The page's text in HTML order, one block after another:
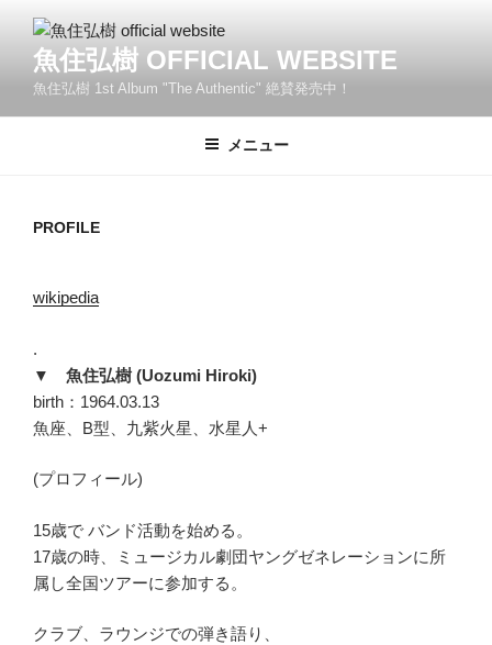
ツ
魚住弘樹 OFFICIAL WEBSITE
魚住弘樹 1st Album "The Authentic" 絶賛発売中！
メニュー
PROFILE
wikipedia
.
▼ 魚住弘樹 (Uozumi Hiroki)
birth：1964.03.13
魚座、B型、九紫火星、水星人+
(プロフィール)
15歳で バンド活動を始める。
17歳の時、ミュージカル劇団ヤングゼネレーションに所
属し全国ツアーに参加する。
クラブ、ラウンジでの弾き語り、